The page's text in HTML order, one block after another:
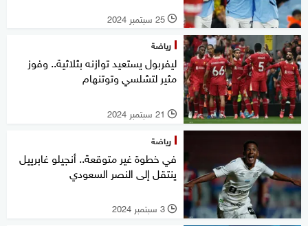
l 25 سبتمبر 2024
رياضة
ليفربول يستعيد توازنه بثلاثية.. وفوز
مثير لتشلسي وتوتنهام
l 21 سبتمبر 2024
رياضة
في خطوة غير متوقعة.. أنجيلو غابرييل
ينتقل إلى النصر السعودي
l 3 سبتمبر 2024